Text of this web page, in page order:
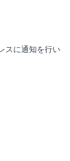
スに通知を行い